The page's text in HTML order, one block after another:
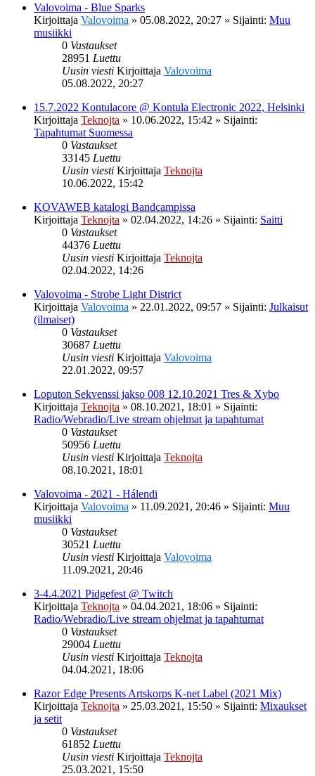
Valovoima - Blue Sparks
Kirjoittaja Valovoima » 05.08.2022, 20:27 » Sijainti: Muu
musiikki
0 Vastaukset
28951 Luettu
Uusin viesti Kirjoittaja Valovoima
05.08.2022, 20:27
15.7.2022 Kontulacore @ Kontula Electronic 2022, Helsinki
Kirjoittaja Teknojta » 10.06.2022, 15:42 » Sijainti:
Tapahtumat Suomessa
0 Vastaukset
33145 Luettu
Uusin viesti Kirjoittaja Teknojta
10.06.2022, 15:42
KOVAWEB katalogi Bandcampissa
Kirjoittaja Teknojta » 02.04.2022, 14:26 » Sijainti: Saitti
0 Vastaukset
44376 Luettu
Uusin viesti Kirjoittaja Teknojta
02.04.2022, 14:26
Valovoima - Strobe Light District
Kirjoittaja Valovoima » 22.01.2022, 09:57 » Sijainti: Julkaisut
(ilmaiset)
0 Vastaukset
30687 Luettu
Uusin viesti Kirjoittaja Valovoima
22.01.2022, 09:57
Loputon Sekvenssi jakso 008 12.10.2021 Tres & Xybo
Kirjoittaja Teknojta » 08.10.2021, 18:01 » Sijainti:
Radio/Webradio/Live stream ohjelmat ja tapahtumat
0 Vastaukset
50956 Luettu
Uusin viesti Kirjoittaja Teknojta
08.10.2021, 18:01
Valovoima - 2021 - Hálendi
Kirjoittaja Valovoima » 11.09.2021, 20:46 » Sijainti: Muu
musiikki
0 Vastaukset
30521 Luettu
Uusin viesti Kirjoittaja Valovoima
11.09.2021, 20:46
3-4.4.2021 Pidgefest @ Twitch
Kirjoittaja Teknojta » 04.04.2021, 18:06 » Sijainti:
Radio/Webradio/Live stream ohjelmat ja tapahtumat
0 Vastaukset
29004 Luettu
Uusin viesti Kirjoittaja Teknojta
04.04.2021, 18:06
Razor Edge Presents Artskorps K-net Label (2021 Mix)
Kirjoittaja Teknojta » 25.03.2021, 15:50 » Sijainti: Mixaukset
ja setit
0 Vastaukset
61852 Luettu
Uusin viesti Kirjoittaja Teknojta
25.03.2021, 15:50